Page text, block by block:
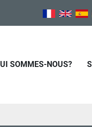
QUI SOMMES-NOUS?